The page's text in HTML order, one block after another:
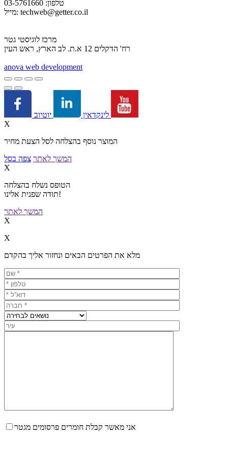
טלפון: 03-5761660
מייל: techweb@getter.co.il
מרכז לוגיסטי גטר
רח' הדקלים 12 א.ת. לב הארץ, ראש העין
anova web development
לינקדאין
X
המוצר נוסף בהצלחה לסל הצעת מחיר
המשך לאתר צפה בסל
X
הטופס נשלח בהצלחה
תודה שפנית אלינו!
המשך לאתר
X
X
מלא את הפרטים הבאים ונחזור אליך בהקדם
אני מאשר קבלת חומרים פרסומים מגטר